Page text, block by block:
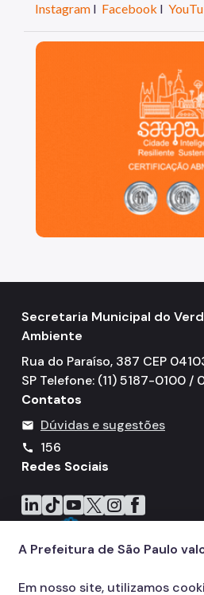
InstagramI Facebook I
São Paulo, cidade
Secretaria Municipal do
Ambiente
Rua do Paraíso, 387 CEP
SP Telefone: (11) 5187-0100 /
Contatos
mail Dúvidas e sugestões
call
156
Redes Sociais
Icone do LinkedIn
Icone do TikTok
Icone do YouTube
Icone do X
Icone do Instagram
Icone do
A Prefeitura de São Paulo
Em nosso site, utilizamos